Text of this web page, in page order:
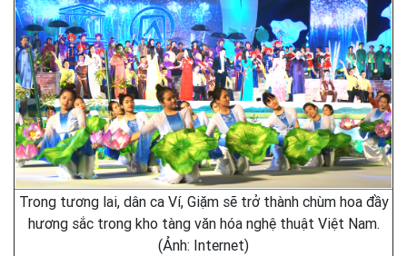
Trong tương lai, dân ca Ví, Giặm sẽ trở thành chùm hoa đầy
hương sắc trong kho tàng văn hóa nghệ thuật Việt Nam.
(Ảnh: Internet)